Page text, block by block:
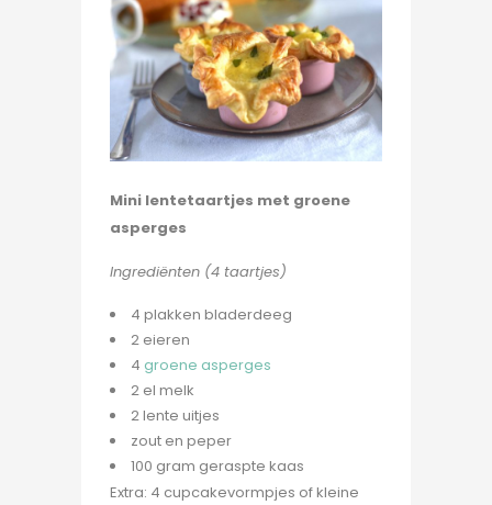
Mini lentetaartjes met groene
asperges
Ingrediënten (4 taartjes)
4 plakken bladerdeeg
2 eieren
4 groene asperges
2 el melk
2 lente uitjes
zout en peper
100 gram geraspte kaas
Extra: 4 cupcakevormpjes of kleine